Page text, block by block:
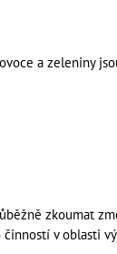
a zeleniny
zkoumat
v oblasti